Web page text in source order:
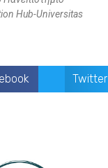
Hub-Universitas
Twitter